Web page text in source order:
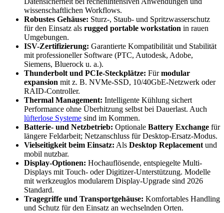
wissenschaftlichen Workflows.
Robustes Gehäuse: Sturz-, Staub- und Spritzwasserschutz
für den Einsatz als rugged portable workstation in rauen
Umgebungen.
ISV-Zertifizierung: Garantierte Kompatibilität und Stabilität
mit professioneller Software (PTC, Autodesk, Adobe,
Siemens, Bluerock u. a.).
Thunderbolt und PCIe-Steckplätze: Fürmodular
expansion mit z. B. NVMe-SSD, 10/40GbE-Netzwerk oder
RAID-Controller.
Thermal Management: Intelligente Kühlung sichert
Performance ohne Überhitzung selbst bei Dauerlast. Auch
lüfterlose Systeme sind im Kommen.
Batterie- und Netzbetrieb: Optionale Battery Exchange für
längere Feldarbeit; Netzanschluss für Desktop-Ersatz-Modus.
Vielseitigkeit beim Einsatz: Als Desktop Replacement und
mobil nutzbar.
Display-Optionen: Hochauflösende, entspiegelte Multi-
Displays mit Touch- oder Digitizer-Unterstützung. Modelle
mit werkzeuglos modularem Display-Upgrade sind 2026
Standard.
Tragegriffe und Transportgehäuse: Komfortables Handling
und Schutz für den Einsatz an wechselnden Orten.